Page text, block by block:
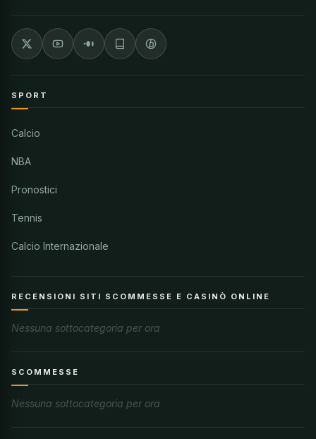
SPORT
Calcio
NBA
Pronostici
Tennis
Calcio Internazionale
RECENSIONI SITI SCOMMESSE E CASINÒ ONLINE
Nessuna sottocategoria per ora
SCOMMESSE
Nessuna sottocategoria per ora